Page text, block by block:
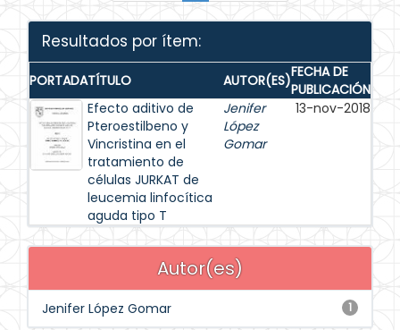
Resultados por ítem:
PORTADATÍTULO AUTOR(ES)FECHA DE
PUBLICACIÓN
Efecto aditivo de
Pteroestilbeno y
Vincristina en el
tratamiento de
células JURKAT de
leucemia linfocítica
aguda tipo T
Jenifer
López
Gomar
13-nov-2018
Autor(es)
1
Jenifer López Gomar